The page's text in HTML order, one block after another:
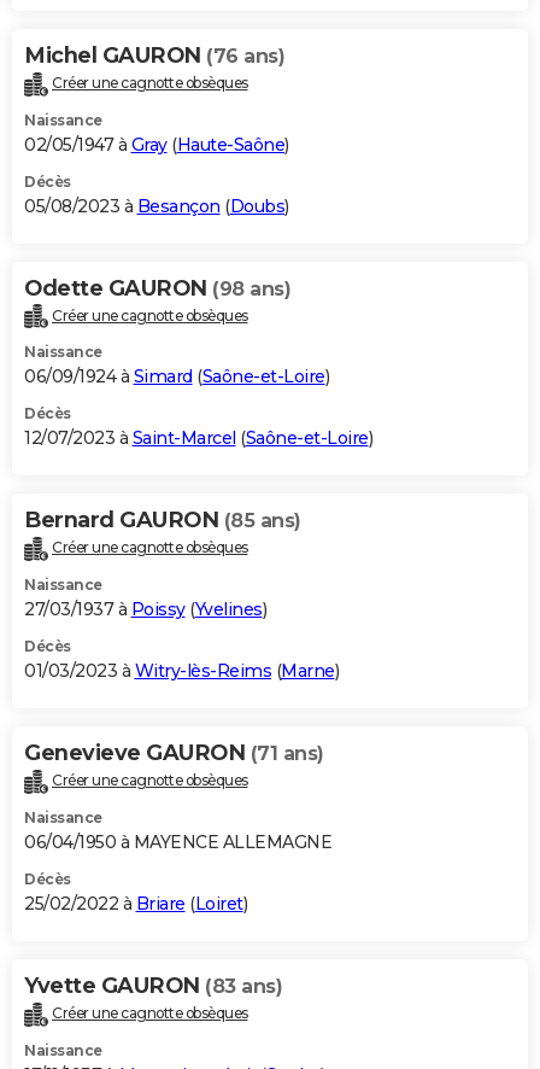
Michel GAURON (76 ans)
Créer une cagnotte obsèques
Naissance
02/05/1947 à Gray(Haute-Saône)
Décès
05/08/2023 à Besançon (Doubs)
Odette GAURON (98 ans)
Créer une cagnotte obsèques
Naissance
06/09/1924 à Simard (Saône-et-Loire)
Décès
12/07/2023 à Saint-Marcel (Saône-et-Loire)
Bernard GAURON (85 ans)
Créer une cagnotte obsèques
Naissance
27/03/1937 à Poissy(Yvelines)
Décès
01/03/2023 à Witry-lès-Reims (Marne)
Genevieve GAURON (71 ans)
Créer une cagnotte obsèques
Naissance
06/04/1950 à MAYENCE ALLEMAGNE
Décès
25/02/2022 à Briare (Loiret)
Yvette GAURON (83 ans)
Créer une cagnotte obsèques
Naissance